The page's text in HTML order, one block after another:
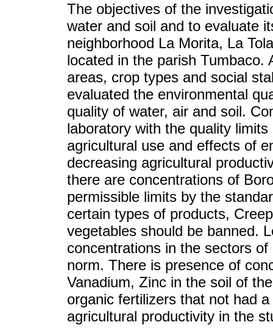
The objectives of the
water and soil and to evaluate
neighborhood La Morita, La
located in the parish Tumbaco.
areas, crop types and social
evaluated the environmental
quality of water, air and soil.
laboratory with the quality
agricultural use and effects of
decreasing agricultural
there are concentrations of
permissible limits by the
certain types of products,
vegetables should be banned.
concentrations in the sectors
norm. There is presence of
Vanadium, Zinc in the soil of
organic fertilizers that not had
agricultural productivity in the